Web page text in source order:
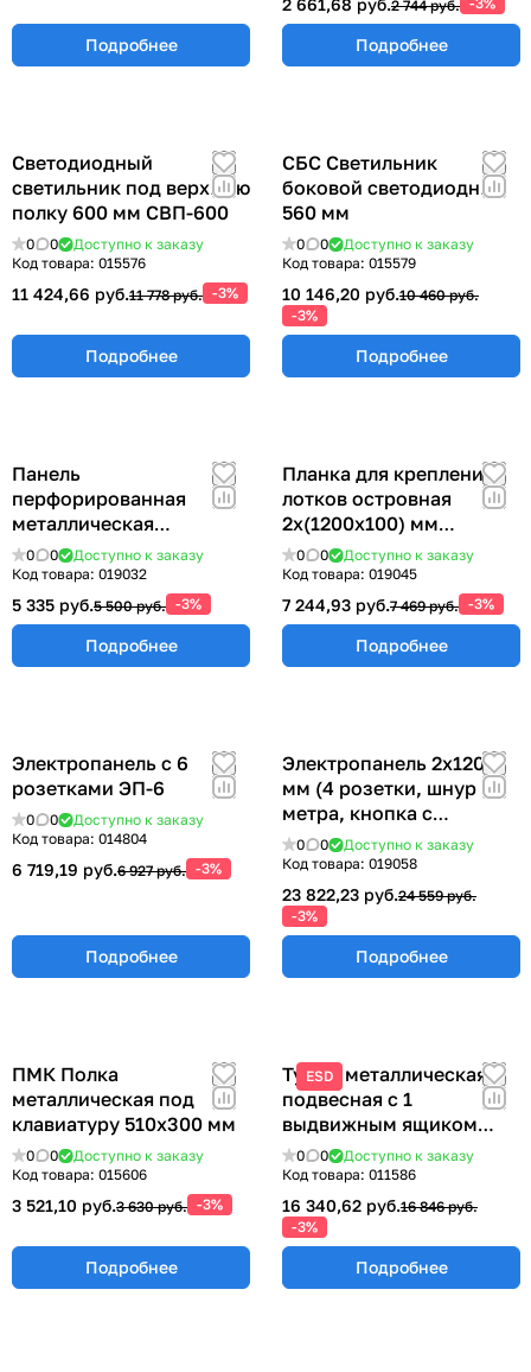
Подробнее
2 661,68 руб.2 744 руб.
Подробнее
Светодиодный
светильник под верхнюю
полку 600 мм СВП-600
0 0
Доступно к заказу
Код товара: 015576
11 424,66 руб.11 778 руб. -3%
Подробнее
СБС Светильник
боковой светодиодный
560 мм
0 0
Доступно к заказу
Код товара: 015579
10 146,20 руб.10 460 руб.
-3%
Подробнее
Панель
перфорированная
металлическая
островная 2х(1200х325)
мм ППМО-1200
0 0
Доступно к заказу
Код товара: 019032
5 335 руб.5 500 руб. -3%
Подробнее
Планка для крепления
лотков островная
2х(1200х100) мм
ПЛО-1200
0 0
Доступно к заказу
Код товара: 019045
7 244,93 руб.7 469 руб. -3%
Подробнее
Электропанель с 6
розетками ЭП-6
0 0
Доступно к заказу
Код товара: 014804
6 719,19 руб.6 927 руб. -3%
Подробнее
Электропанель 2х1200
мм (4 розетки, шнур 3
метра, кнопка с
индикацией питания)
ЭПАО-1200
0 0
Доступно к заказу
Код товара: 019058
23 822,23 руб.24 559 руб.
-3%
Подробнее
ПМК Полка
металлическая под
клавиатуру 510х300 мм
0 0
Доступно к заказу
Код товара: 015606
3 521,10 руб.3 630 руб. -3%
Подробнее
ESD
Тумба металлическая
подвесная с 1
выдвижным ящиком
ТПМ-1
0 0
Доступно к заказу
Код товара: 011586
16 340,62 руб.16 846 руб.
-3%
Подробнее